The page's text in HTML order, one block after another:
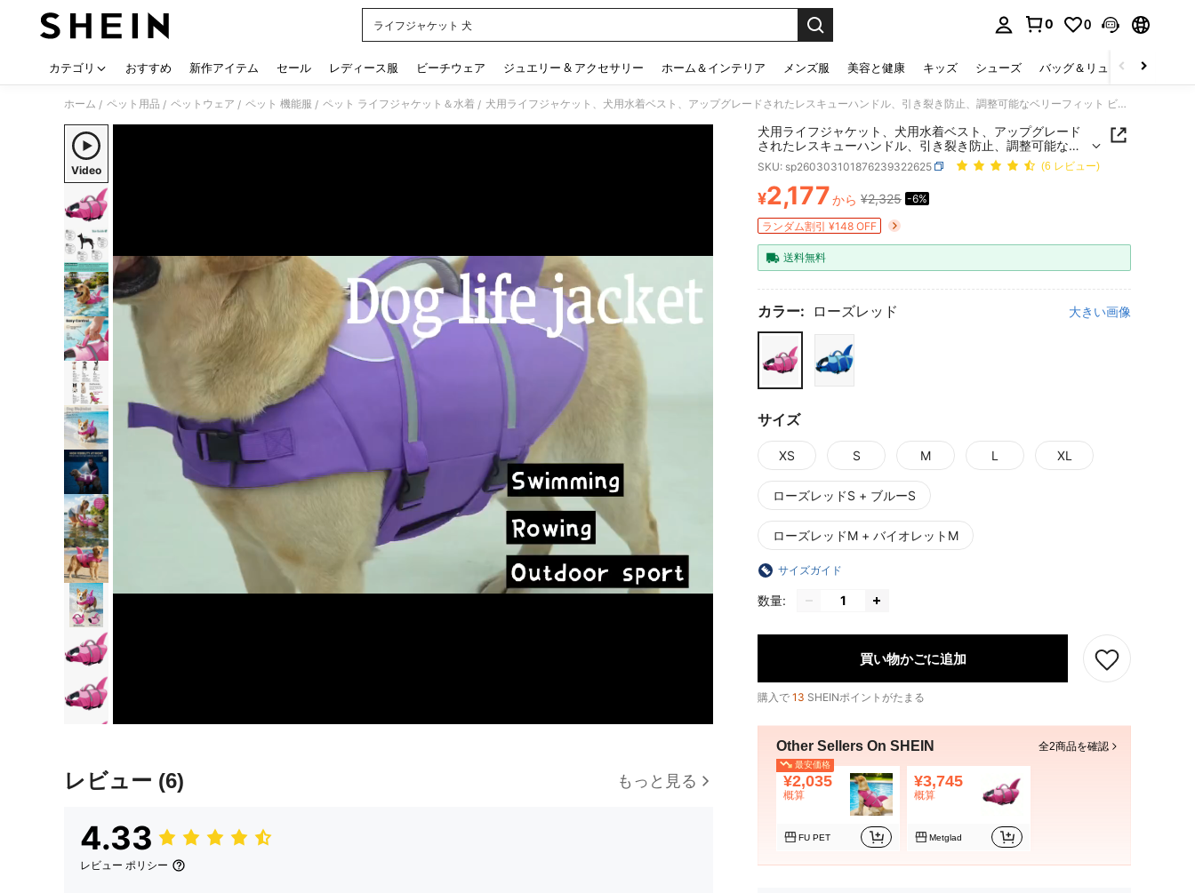
ライフジャケット 犬
0 0
カテゴリ おすすめ 新作アイテム セール レディース服 ビーチウェア ジュエリー & アクセサリー ホーム＆インテリア メンズ服 美容と健康 キッズ シューズ バッグ＆リュック
ホーム / ペット用品 / ペットウェア / ペット 機能服 / ペット ライフジャケット＆水着 / 犬用ライフジャケット、犬用水着ベスト、アップグレードされたレスキューハンドル、引き裂き防止、調整可能なベリーフィット ビーチ、ボート用、優れた浮力、小型犬、中型犬、大型犬用ライフベスト
Video
レビュー (6) もっと見る
4.33
レビュー ポリシー
犬用ライフジャケット、犬用水着ベスト、アップグレード
されたレスキューハンドル、引き裂き防止、調整可能なベ
リーフィット ビーチ、ボート用、優れた浮力、小型犬、中
型犬、大型犬用ライフベスト
SKU: sp260303101876239322625 (6 レビュー)
PRICE AND AVAILABILITY
¥2,177から ¥2,325 -6%
ランダム割引 ¥148 OFF
送料無料
カラー: ローズレッド 大きい画像
サイズ
XS S M L XL
ローズレッドS + ブルーS
ローズレッドM + バイオレットM
サイズガイド
数量:
買い物かごに追加
購入で 13 SHEINポイントがたまる
Other Sellers On SHEIN 全2商品を確認
最安価格
¥2,035
概算
FU PET
¥3,745
概算
Metglad